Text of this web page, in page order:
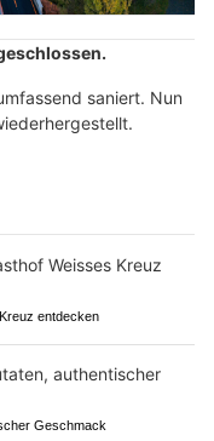
saniert. Nun
entdecken
Geschmack